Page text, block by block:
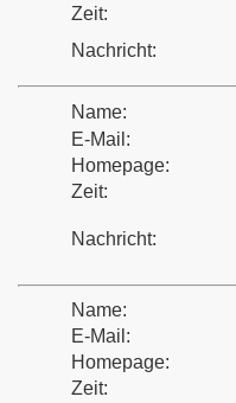
Zeit:
Nachricht:
Name:
E-Mail:
Homepage:
Zeit:
Nachricht:
Name:
E-Mail:
Homepage:
Zeit: